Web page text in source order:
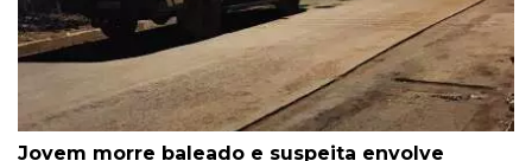
Jovem morre baleado e suspeita envolve